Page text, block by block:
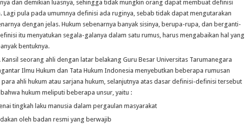
dan demikian luasnya, sehingga tidak mungkin orang dapat membuat definisi
Lagi pula pada umumnya definisi ada ruginya, sebab tidak dapat mengutarakan
dengan jelas. Hukum sebenarnya banyak sisinya, berupa-rupa, dan berganti-
itu menyatukan segala-galanya dalam satu rumus, harus mengabaikan hal yang
bentuknya.
Kansil seorang ahli dengan latar belakang Guru Besar Universitas Tarumanegara
Ilmu Hukum dan Tata Hukum Indonesia menyebutkan beberapa rumusan
ahli hukum atau sarjana hukum, selanjutnya atas dasar definisi-definisi tersebut
hukum meliputi beberapa unsur, yaitu :
tingkah laku manusia dalam pergaulan masyarakat
oleh badan resmi yang berwajib